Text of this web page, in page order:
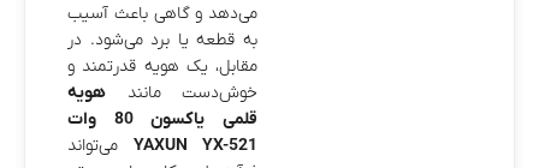
می‌دهد و گاهی باعث آسیب
به قطعه یا برد می‌شود. در
مقابل، یک هویه قدرتمند و
خوش‌دست مانند هویه
قلمی یاکسون 80 وات
YAXUN YX-521 می‌تواند